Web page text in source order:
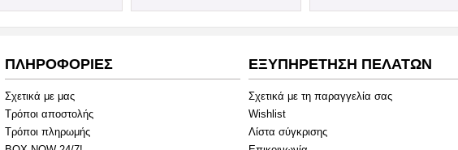
ΠΛΗΡΟΦΟΡΙΕΣ
Σχετικά με μας
Τρόποι αποστολής
Τρόποι πληρωμής
ΕΞΥΠΗΡΕΤΗΣΗ ΠΕΛΑΤΩΝ
Σχετικά με τη παραγγελία σας
Wishlist
Λίστα σύγκρισης